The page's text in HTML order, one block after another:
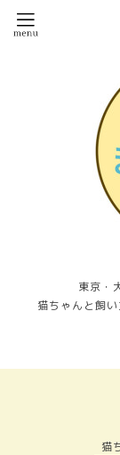
東京・
猫ちゃんと飼
猫